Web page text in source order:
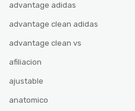
advantage adidas
advantage clean adidas
advantage clean vs
afiliacion
ajustable
anatomico